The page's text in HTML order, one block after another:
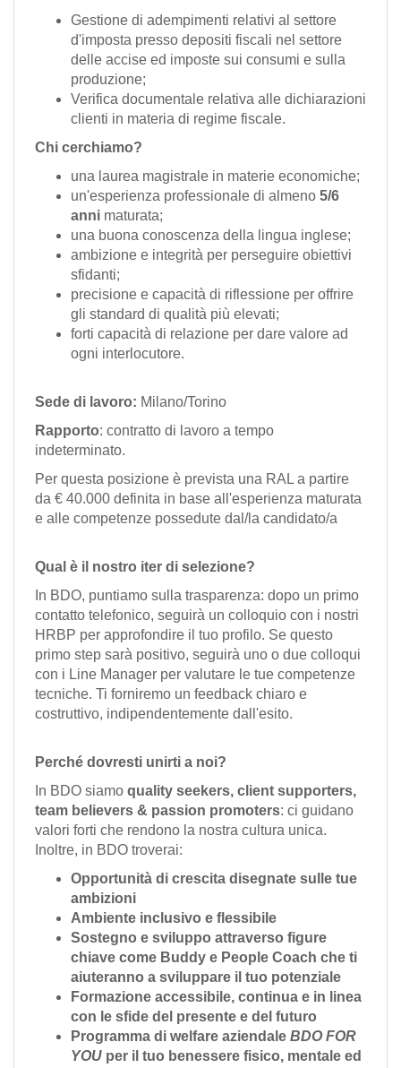
Gestione di adempimenti relativi al settore
d'imposta presso depositi fiscali nel settore
delle accise ed imposte sui consumi e sulla
produzione;
Verifica documentale relativa alle dichiarazioni
clienti in materia di regime fiscale.
Chi cerchiamo?
una laurea magistrale in materie economiche;
un'esperienza professionale di almeno 5/6
anni maturata;
una buona conoscenza della lingua inglese;
ambizione e integrità per perseguire obiettivi
sfidanti;
precisione e capacità di riflessione per offrire
gli standard di qualità più elevati;
forti capacità di relazione per dare valore ad
ogni interlocutore.
Sede di lavoro: Milano/Torino
Rapporto: contratto di lavoro a tempo
indeterminato.
Per questa posizione è prevista una RAL a partire
da € 40.000 definita in base all'esperienza maturata
e alle competenze possedute dal/la candidato/a
Qual è il nostro iter di selezione?
In BDO, puntiamo sulla trasparenza: dopo un primo
contatto telefonico, seguirà un colloquio con i nostri
HRBP per approfondire il tuo profilo. Se questo
primo step sarà positivo, seguirà uno o due colloqui
con i Line Manager per valutare le tue competenze
tecniche. Ti forniremo un feedback chiaro e
costruttivo, indipendentemente dall'esito.
Perché dovresti unirti a noi?
In BDO siamo quality seekers, client supporters,
team believers & passion promoters: ci guidano
valori forti che rendono la nostra cultura unica.
Inoltre, in BDO troverai:
Opportunità di crescita disegnate sulle tue
ambizioni
Ambiente inclusivo e flessibile
Sostegno e sviluppo attraverso figure
chiave come Buddy e People Coach che ti
aiuteranno a sviluppare il tuo potenziale
Formazione accessibile, continua e in linea
con le sfide del presente e del futuro
Programma di welfare aziendale BDO FOR
YOU per il tuo benessere fisico, mentale ed